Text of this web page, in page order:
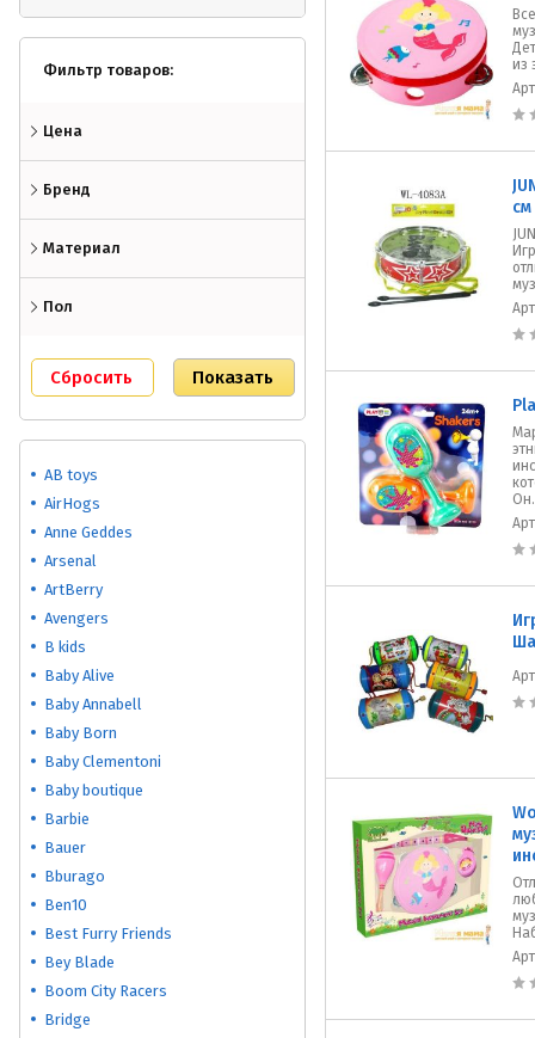
Фильтр товаров:
Цена
Бренд
Материал
Пол
AB toys
AirHogs
Anne Geddes
Arsenal
ArtBerry
Avengers
B kids
Baby Alive
Baby Annabell
Baby Born
Baby Clementoni
Baby boutique
Barbie
Bauer
Bburago
Ben10
Best Furry Friends
Bey Blade
Boom City Racers
Bridge
из
см